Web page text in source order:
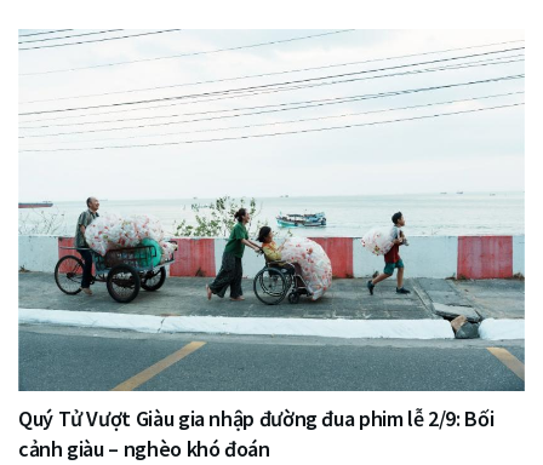
Quý Tử Vượt Giàu gia nhập đường đua phim lễ 2/9: Bối
cảnh giàu – nghèo khó đoán